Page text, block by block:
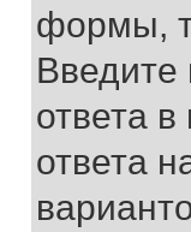
формы,
Введите
ответа
ответа